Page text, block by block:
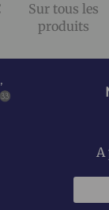
Sur tous les
produits
A